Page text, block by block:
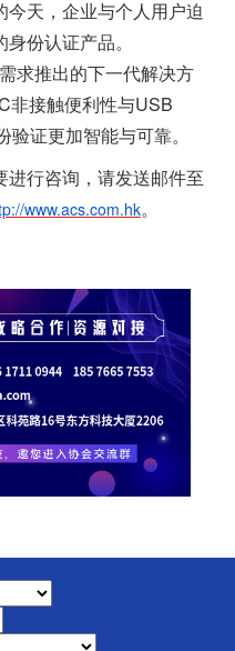
天，企业与个人用户迫
份认证产品。
求推出的下一代解决方
非接触便利性与USB
证更加智能与可靠。
行咨询，请发送邮件至
www.acs.com.hk。